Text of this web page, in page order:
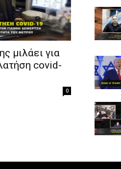
μιλάει για
covid-
0